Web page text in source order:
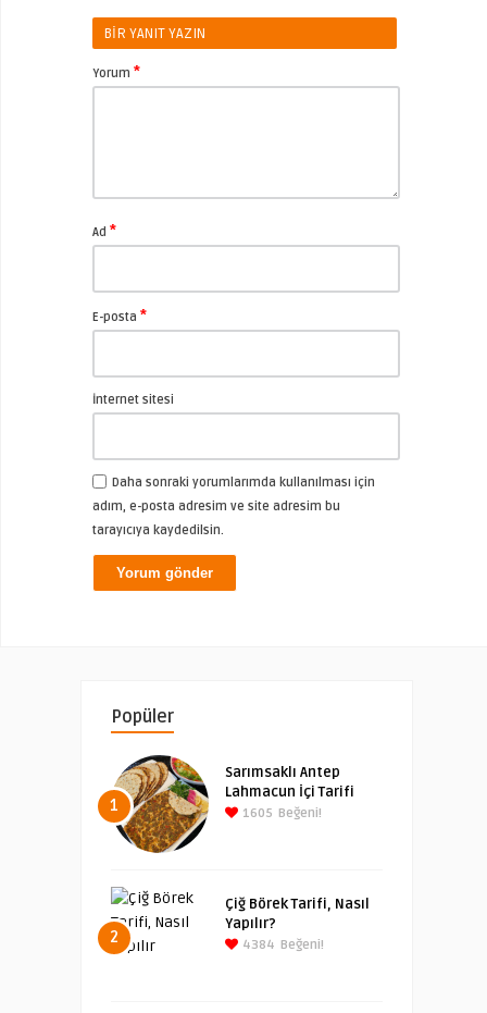
BIR YANIT YAZIN
Yorum *
Ad *
E-posta *
İnternet sitesi
Daha sonraki yorumlarımda kullanılması için
adım, e-posta adresim ve site adresim bu
tarayıcıya kaydedilsin.
Popüler
1
Sarımsaklı Antep
Lahmacun İçi Tarifi
1605 Beğeni!
2
Çiğ Börek Tarifi, Nasıl
Yapılır?
4384 Beğeni!